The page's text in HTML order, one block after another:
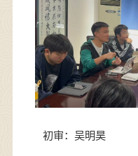
初审：吴明昊